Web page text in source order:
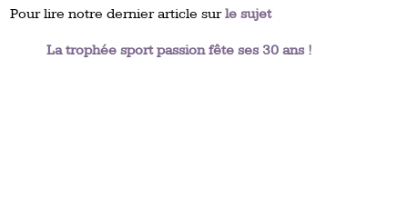
Pour lire notre dernier article surle sujet
La trophée sport passion fête ses 30 ans !